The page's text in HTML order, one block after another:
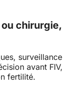
chirurgie,
surveillance
avant FIV,
fertilité.